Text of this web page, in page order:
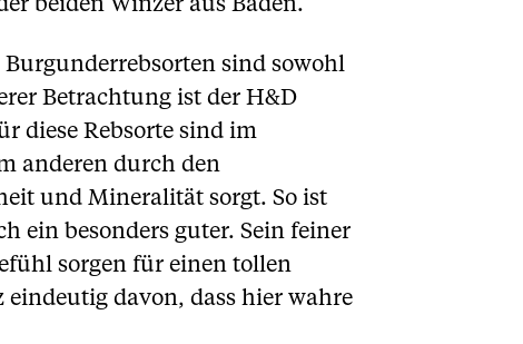
beiden Winzer aus Baden.
sind sowohl
Betrachtung ist der H&D
diese Rebsorte sind im
anderen durch den
und Mineralität sorgt. So ist
ein besonders guter. Sein feiner
sorgen für einen tollen
eindeutig davon, dass hier wahre